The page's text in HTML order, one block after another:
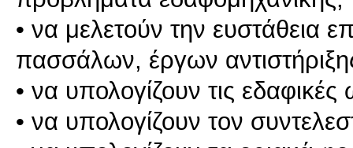
• να μελετούν την ευστάθεια
πασσάλων, έργων
• να υπολογίζουν τις εδαφικές
• να υπολογίζουν τον